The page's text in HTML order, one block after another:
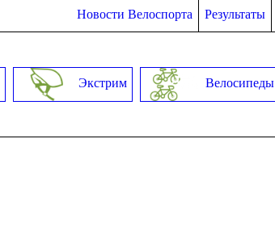
Новости Велоспорта Результаты
Экстрим Велосипеды